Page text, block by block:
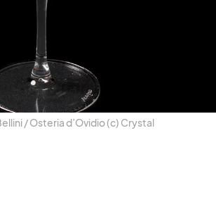
/​ Os­te­ria d’O­vi­dio (c) Crys­tal